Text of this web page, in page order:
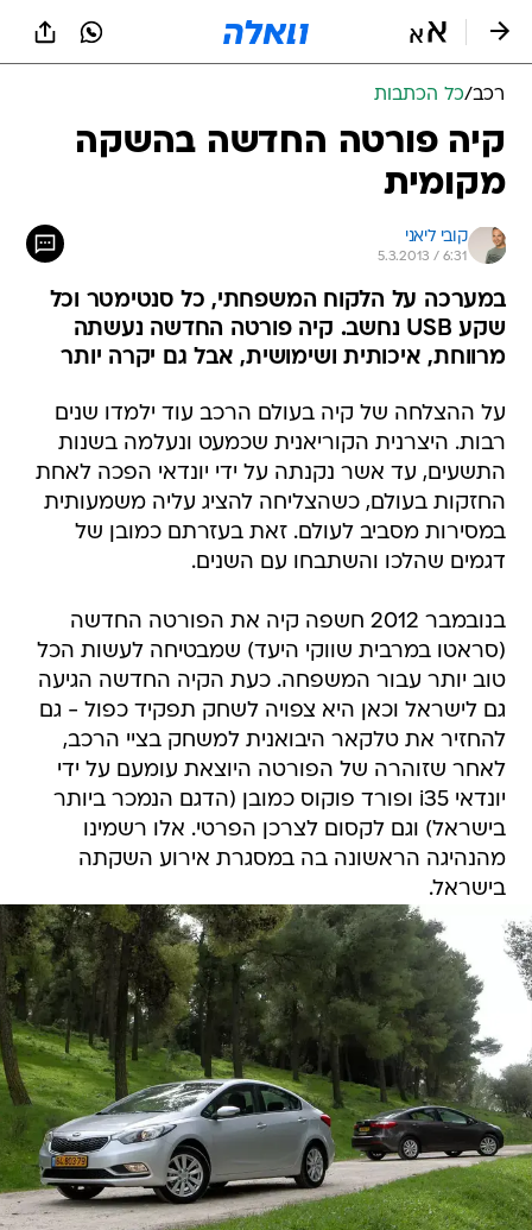
רכב/כל הכתבות
קיה פורטה החדשה בהשקה
מקומית
קובי ליאני
5.3.2013 / 6:31
במערכה על הלקוח המשפחתי, כל סנטימטר וכל
שקע USB נחשב. קיה פורטה החדשה נעשתה
מרווחת, איכותית ושימושית, אבל גם יקרה יותר
על ההצלחה של קיה בעולם הרכב עוד ילמדו שנים
רבות. היצרנית הקוריאנית שכמעט ונעלמה בשנות
התשעים, עד אשר נקנתה על ידי יונדאי הפכה לאחת
החזקות בעולם, כשהצליחה להציג עליה משמעותית
במסירות מסביב לעולם. זאת בעזרתם כמובן של
דגמים שהלכו והשתבחו עם השנים.
בנובמבר 2012 חשפה קיה את הפורטה החדשה
(סראטו במרבית שווקי היעד) שמבטיחה לעשות הכל
טוב יותר עבור המשפחה. כעת הקיה החדשה הגיעה
גם לישראל וכאן היא צפויה לשחק תפקיד כפול - גם
להחזיר את טלקאר היבואנית למשחק בציי הרכב,
לאחר שזוהרה של הפורטה היוצאת עומעם על ידי
יונדאי i35 ופורד פוקוס כמובן (הדגם הנמכר ביותר
בישראל) וגם לקסום לצרכן הפרטי. אלו רשמינו
מהנהיגה הראשונה בה במסגרת אירוע השקתה
בישראל.